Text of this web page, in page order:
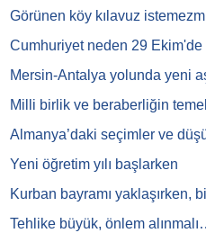
Görünen köy kılavuz
Cumhuriyet neden 29
Mersin-Antalya yolunda yeni
Milli birlik ve beraberliğin
Almanya’daki seçimler ve
Yeni öğretim yılı başlarken
Kurban bayramı yaklaşırken,
Tehlike büyük, önlem